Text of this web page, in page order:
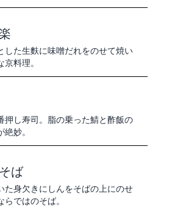
した生麩に味噌だれをのせて焼い
料理。
押し寿司。脂の乗った鯖と酢飯の
妙。
ば
た身欠きにしんをそばの上にのせ
らではのそば。